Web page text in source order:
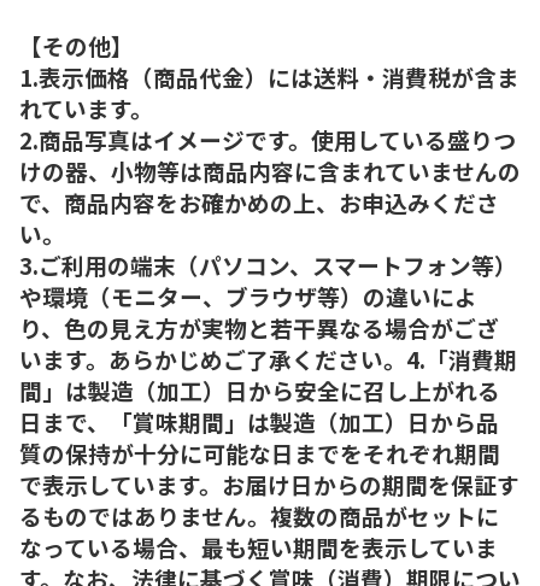
【その他】
1.表示価格（商品代金）には送料・消費税が含ま
れています。
2.商品写真はイメージです。使用している盛りつ
けの器、小物等は商品内容に含まれていませんの
で、商品内容をお確かめの上、お申込みくださ
い。
3.ご利用の端末（パソコン、スマートフォン等）
や環境（モニター、ブラウザ等）の違いによ
り、色の見え方が実物と若干異なる場合がござ
います。あらかじめご了承ください。4.「消費期
間」は製造（加工）日から安全に召し上がれる
日まで、「賞味期間」は製造（加工）日から品
質の保持が十分に可能な日までをそれぞれ期間
で表示しています。お届け日からの期間を保証す
るものではありません。複数の商品がセットに
なっている場合、最も短い期間を表示していま
す。なお、法律に基づく賞味（消費）期限につい